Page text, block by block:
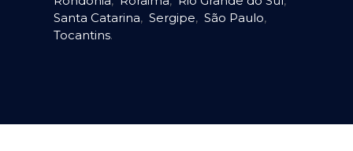
Santa Catarina, Sergipe, São Paulo,
Tocantins.